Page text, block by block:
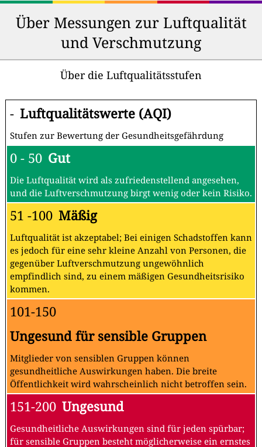
Über Messungen zur Luftqualität
und Verschmutzung
Über die Luftqualitätsstufen
- Luftqualitätswerte (AQI)
Stufen zur Bewertung der Gesundheitsgefährdung
0 - 50 Gut
Die Luftqualität wird als zufriedenstellend angesehen,
und die Luftverschmutzung birgt wenig oder kein Risiko.
51 -100 Mäßig
Luftqualität ist akzeptabel; Bei einigen Schadstoffen kann
es jedoch für eine sehr kleine Anzahl von Personen, die
gegenüber Luftverschmutzung ungewöhnlich
empfindlich sind, zu einem mäßigen Gesundheitsrisiko
kommen.
101-150
Ungesund für sensible Gruppen
Mitglieder von sensiblen Gruppen können
gesundheitliche Auswirkungen haben. Die breite
Öffentlichkeit wird wahrscheinlich nicht betroffen sein.
151-200 Ungesund
Gesundheitliche Auswirkungen sind für jeden spürbar;
für sensible Gruppen besteht möglicherweise ein ernstes